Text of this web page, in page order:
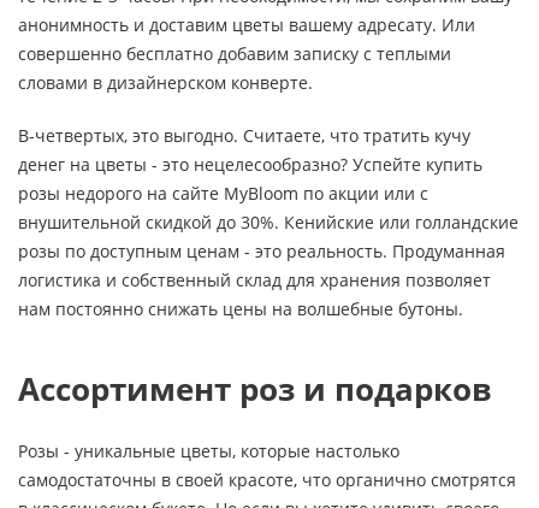
анонимность и доставим цветы вашему адресату. Или
совершенно бесплатно добавим записку с теплыми
словами в дизайнерском конверте.
В-четвертых, это выгодно. Считаете, что тратить кучу
денег на цветы - это нецелесообразно? Успейте купить
розы недорого на сайте MyBloom по акции или с
внушительной скидкой до 30%. Кенийские или голландские
розы по доступным ценам - это реальность. Продуманная
логистика и собственный склад для хранения позволяет
нам постоянно снижать цены на волшебные бутоны.
Ассортимент роз и подарков
Розы - уникальные цветы, которые настолько
самодостаточны в своей красоте, что органично смотрятся